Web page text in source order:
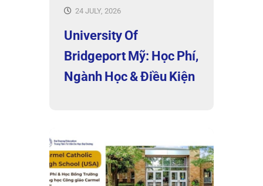
24 JULY, 2026
University Of
Bridgeport Mỹ: Học Phí,
Ngành Học & Điều Kiện